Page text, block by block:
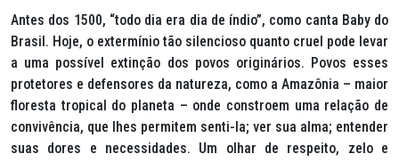
Antes dos 1500, “todo dia era dia de índio”, como canta Baby do
Brasil. Hoje, o extermínio tão silencioso quanto cruel pode levar
a uma possível extinção dos povos originários. Povos esses
protetores e defensores da natureza, como a Amazônia – maior
floresta tropical do planeta – onde constroem uma relação de
convivência, que lhes permitem senti-la; ver sua alma; entender
suas dores e necessidades. Um olhar de respeito, zelo e